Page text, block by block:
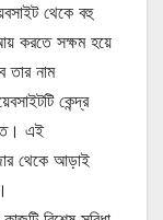
থেকে বহু
করতে সক্ষম হয়ে
তার নাম
কেন্দ্র
এই
থেকে আড়াই